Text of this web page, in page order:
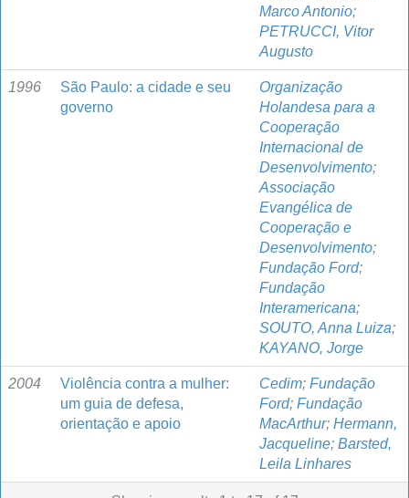
Marco Antonio;
PETRUCCI, Vitor
Augusto
1996
São Paulo: a cidade e seu
governo
Organização
Holandesa para a
Cooperação
Internacional de
Desenvolvimento;
Associação
Evangélica de
Cooperação e
Desenvolvimento;
Fundação Ford;
Fundação
Interamericana;
SOUTO, Anna Luiza;
KAYANO, Jorge
2004
Violência contra a mulher:
um guia de defesa,
orientação e apoio
Cedim; Fundação
Ford; Fundação
MacArthur; Hermann,
Jacqueline; Barsted,
Leila Linhares